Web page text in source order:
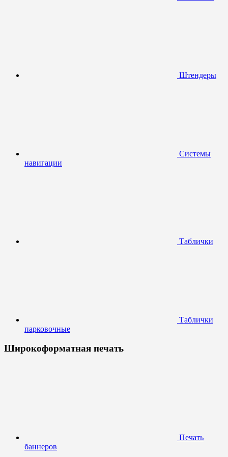
Штендеры
Системы
навигации
Таблички
Таблички
парковочные
Широкоформатная печать
Печать
баннеров